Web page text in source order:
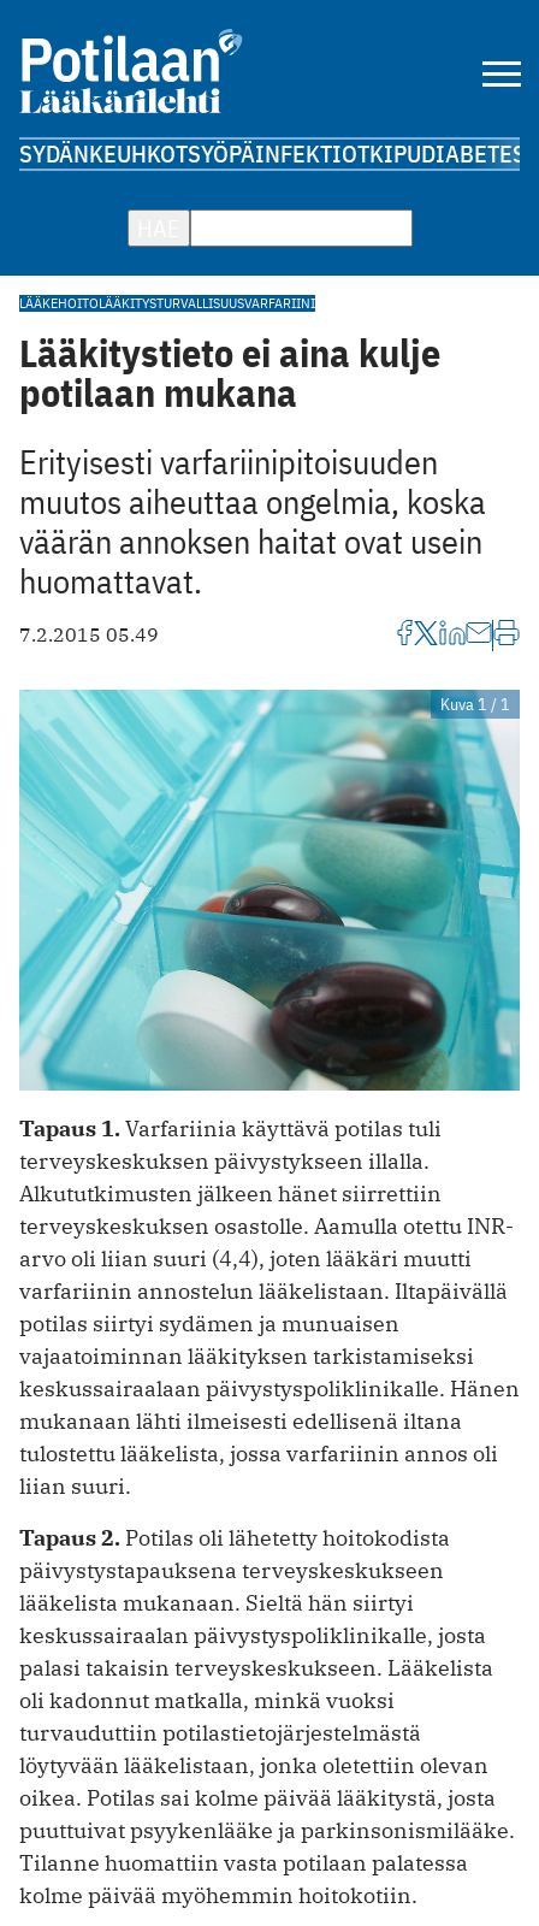
SYDÄNKEUHKOTSYÖPÄINFEKTIOTKIPUDIABETES
LÄÄKEHOITOLÄÄKITYSTURVALLISUUSVARFARIINI
Lääkitystieto ei aina kulje
potilaan mukana
Erityisesti varfariinipitoisuuden
muutos aiheuttaa ongelmia, koska
väärän annoksen haitat ovat usein
huomattavat.
7.2.2015 05.49
Kuva 1 / 1
Tapaus 1.Varfariinia käyttävä potilas tuli
terveyskeskuksen päivystykseen illalla.
Alkututkimusten jälkeen hänet siirrettiin
terveyskeskuksen osastolle. Aamulla otettu INR-
arvo oli liian suuri (4,4), joten lääkäri muutti
varfariinin annostelun lääke­listaan. Iltapäivällä
potilas siirtyi sydämen ja munuaisen
vajaatoiminnan lääkityksen tarkistamiseksi
keskussairaalaan päivystyspoliklinikalle. Hänen
mukanaan lähti ilmeisesti edellisenä iltana
tulostettu lääkelista, jossa varfariinin annos oli
liian suuri.
Tapaus 2. Potilas oli lähetetty hoitokodista
päivystysta­pauksena terveyskeskukseen
lääkelista mukanaan. Sieltä hän siirtyi
keskussairaalan päivystyspoliklinikalle, josta
palasi takaisin terveys­keskukseen. Lääkelista
oli kadonnut matkalla, minkä vuoksi
turvauduttiin potilastietojärjestelmästä
löytyvään lääkelistaan, jonka oletettiin olevan
oikea. Potilas sai kolme päivää lääkitystä, josta
puuttuivat psyykenlääke ja parkinsonismilääke.
Tilanne huomattiin vasta potilaan palatessa
kolme päivää myöhemmin hoitokotiin.